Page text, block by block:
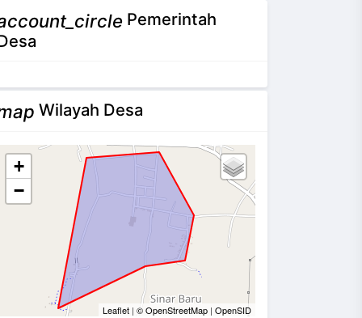
Pemerintah
NEVI VILANTI, S.Kom
Wilayah Desa
+
−
Leaflet| © OpenStreetMap| OpenSID